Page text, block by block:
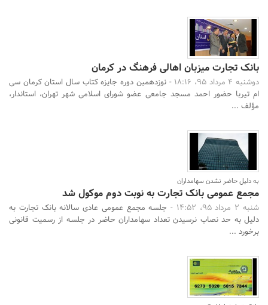
بانک تجارت میزبان اهالی فرهنگ در کرمان
دوشنبه 4 مرداد 95، 18:16 -
نوزدهمین دوره جایزه کتاب سال استان کرمان سی
ام تیربا حضور احمد مسجد جامعی عضو شورای اسلامی شهر تهران، استاندار،
مؤلف ...
به دلیل حاضر نشدن سهامداران
مجمع عمومی بانک تجارت به نوبت دوم موکول شد
شنبه 2 مرداد 95، 14:52 -
جلسه مجمع عمومی عادی سالانه بانک تجارت به
دلیل به حد نصاب نرسیدن تعداد سهامداران حاضر در جلسه از رسمیت قانونی
برخورد ...